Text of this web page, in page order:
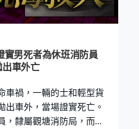
制度的認受性。 而第27A
準的限制，僅限選舉期間
鼓吹或私下討論，則不受
平等權利，沒有構成政
白票或無效票，等同呼籲
不能
實男死者為休班消防員
車外亡
車禍，一輛的士和輕型貨
出車外，當場證實死亡。
，隸屬觀塘消防局，而女